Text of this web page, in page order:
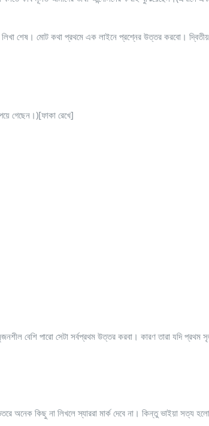
প্রশ্নের উত্তর করবো। দ্বিতীয় অর্থাৎ
গেছেন।)[ফাকা রেখে]
বেশি পারো সেটা সর্বপ্রথম উত্তর করবা। কারণ তারা যদি প্রথম
অনেক কিছু না লিখলে স্যাররা মার্ক দেবে না। কিন্তু ভাইয়া সত্য